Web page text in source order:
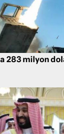
283 milyon